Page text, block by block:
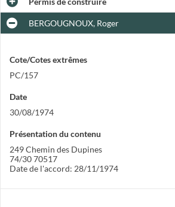
BERGOUGNOUX, Roger
Cote/Cotes extrêmes
PC/157
Date
30/08/1974
Présentation du contenu
249 Chemin des Dupines
74/30 70517
Date de l'accord: 28/11/1974